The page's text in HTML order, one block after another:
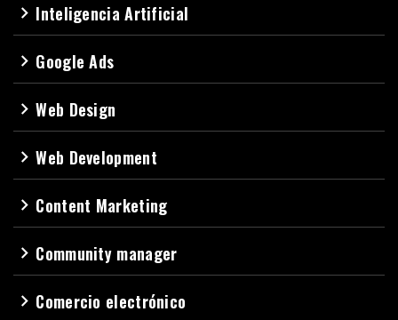
navigate_next Inteligencia Artificial
navigate_next Google Ads
navigate_nextWeb Design
navigate_nextWeb Development
navigate_next Content Marketing
navigate_next Community manager
navigate_next Comercio electrónico